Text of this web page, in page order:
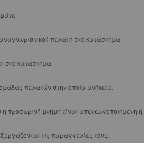
πελάτη στο κατάστημα.
στο κατάστημα.
πελατών στην οποία ανήκετε.
η προσωρινή μνήμη είναι απενεργοποιημένη ή
τις παραγγελίες τους.